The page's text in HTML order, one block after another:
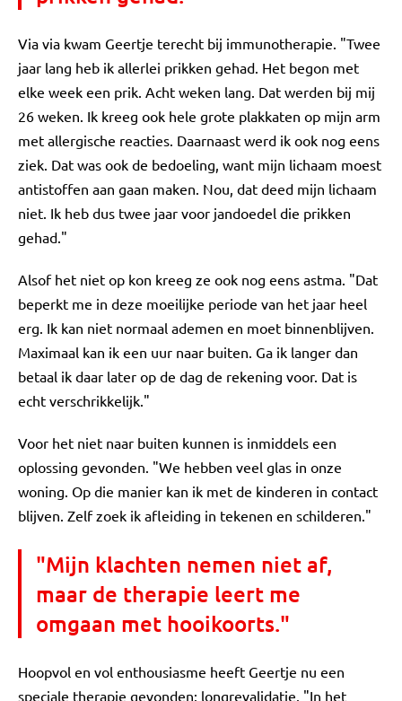
Via via kwam Geertje terecht bij immunotherapie. "Twee
jaar lang heb ik allerlei prikken gehad. Het begon met
elke week een prik. Acht weken lang. Dat werden bij mij
26 weken. Ik kreeg ook hele grote plakkaten op mijn arm
met allergische reacties. Daarnaast werd ik ook nog eens
ziek. Dat was ook de bedoeling, want mijn lichaam moest
antistoffen aan gaan maken. Nou, dat deed mijn lichaam
niet. Ik heb dus twee jaar voor jandoedel die prikken
gehad."
Alsof het niet op kon kreeg ze ook nog eens astma. "Dat
beperkt me in deze moeilijke periode van het jaar heel
erg. Ik kan niet normaal ademen en moet binnenblijven.
Maximaal kan ik een uur naar buiten. Ga ik langer dan
betaal ik daar later op de dag de rekening voor. Dat is
echt verschrikkelijk."
Voor het niet naar buiten kunnen is inmiddels een
oplossing gevonden. "We hebben veel glas in onze
woning. Op die manier kan ik met de kinderen in contact
blijven. Zelf zoek ik afleiding in tekenen en schilderen."
"Mijn klachten nemen niet af,
maar de therapie leert me
omgaan met hooikoorts."
Hoopvol en vol enthousiasme heeft Geertje nu een
speciale therapie gevonden: longrevalidatie. "In het